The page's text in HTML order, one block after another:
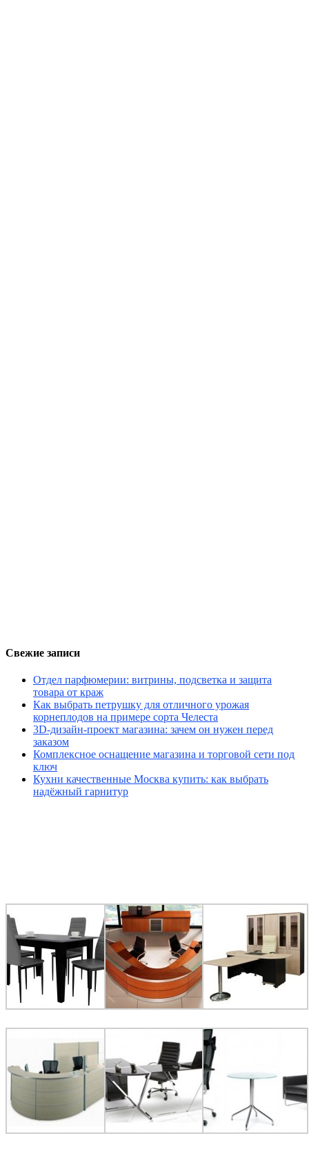
Свежие записи
Отдел парфюмерии: витрины, подсветка и защита
товара от краж
Как выбрать петрушку для отличного урожая
корнеплодов на примере сорта Челеста
3D-дизайн-проект магазина: зачем он нужен перед
заказом
Комплексное оснащение магазина и торговой сети под
ключ
Кухни качественные Москва купить: как выбрать
надёжный гарнитур